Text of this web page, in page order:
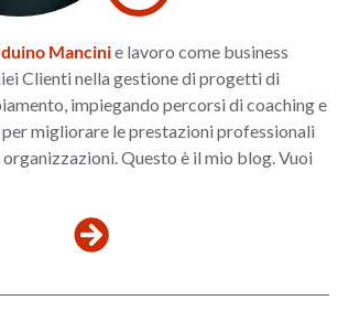
Mancinie lavoro come business
Clienti nella gestione di progetti di
impiegando percorsi di coaching e
migliorare le prestazioni professionali
Questo è il mio blog. Vuoi